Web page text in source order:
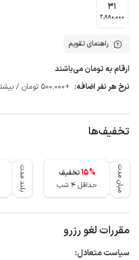
31
2٬880٬000
راهنمای تقویم
ارقام به تومان می‌باشند
نرخ هر نفر اضافه: +500٬000 تومان / بیشتر از 3 نفر
تخفیف‌ها
میان مدت 15%
تخفیف
حداقل 4 شب
بلند مدت
مقررات لغو رزرو
سیاست متعادل: